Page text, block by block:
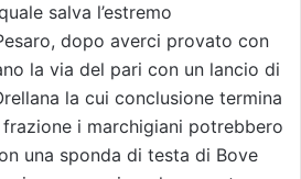
salva l’estremo
dopo averci provato con
la via del pari con un lancio di
la cui conclusione termina
i marchigiani potrebbero
una sponda di testa di Bove